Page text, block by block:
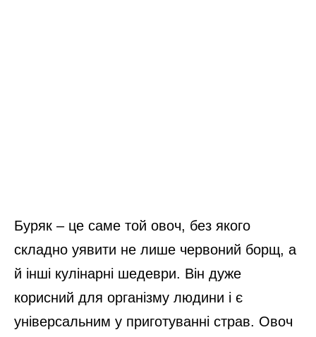
Буряк – це саме той овоч, без якого
складно уявити не лише червоний борщ, а
й інші кулінарні шедеври. Він дуже
корисний для організму людини і є
універсальним у приготуванні страв. Овоч